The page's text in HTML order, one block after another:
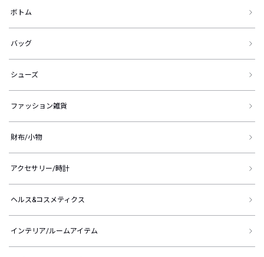
ボトム
バッグ
シューズ
ファッション雑貨
財布/小物
アクセサリー/時計
ヘルス&コスメティクス
インテリア/ルームアイテム